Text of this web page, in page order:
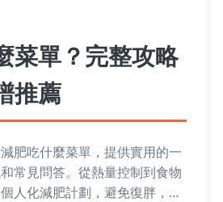
菜單？完整攻略
推薦
肥吃什麼菜單，提供實用的一
常見問答。從熱量控制到食物
人化減肥計劃，避免復胖，輕